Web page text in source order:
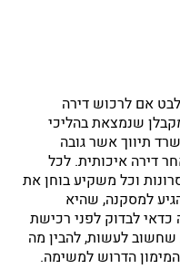
אם לרכוש דירה
שנמצאת בהליכי
תיווך אשר גובה
דירה איכותית. לכל
וכל משקיע בוחן את
למסקנה, שהיא
כדאי לבדוק לפני רכישת
שחשוב לעשות, להבין מה
הדרוש למשימה.